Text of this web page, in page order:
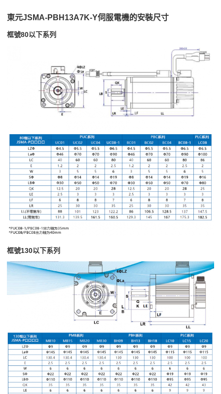
東元JSMA-PBH13A7K-Y伺服電機的安裝尺寸
框號80以下系列
框號130以下系列